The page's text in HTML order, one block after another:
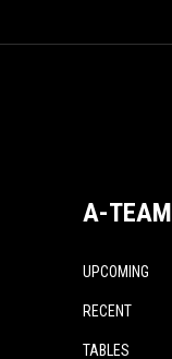
A-TEAM
UPCOMING
RECENT
TABLES